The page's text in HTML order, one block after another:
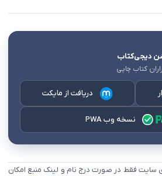
دیجی‌کتاب
کتاب چاپی
دریافت از مایکت
نسخه وب PWA
سایت فقط در صورت درج نام و لینک منبع امکان